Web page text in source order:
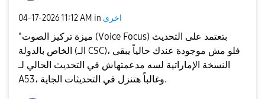
‎04-17-202611:12 AM in اخرى
"ميزة تركيز الصوت (Voice Focus) بتعتمد على التحديث
الخاص بالدولة (الـ CSC)، فلو مش موجودة عندك حالياً يبقى
النسخة الإماراتية لسه مدعمتهاش في التحديث الحالي لـ
A53، وغالباً هتنزل في التحديثات الجاية.